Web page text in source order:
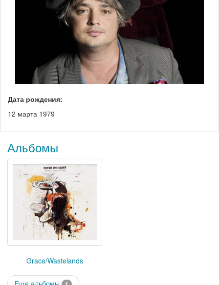
Дата рождения:
12 марта 1979
Альбомы
Grace/Wastelands
Еще альбомы